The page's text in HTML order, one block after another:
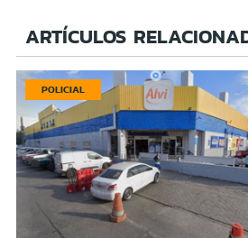
ARTÍCULOS
POLICIAL